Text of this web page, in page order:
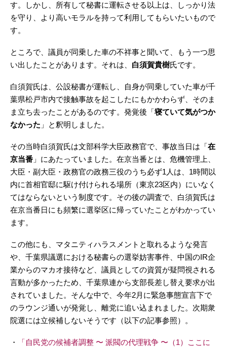
す。しかし、所有して秘書に運転させる以上は、しっかり法
を守り、より高いモラルを持って利用してもらいたいもので
す。
ところで、議員が同乗した車の不祥事と聞いて、もう一つ思
い出したことがあります。それは、 白須賀貴樹氏です。
白須賀氏は、公設秘書が運転し、自身が同乗していた車が千
葉県松戸市内で接触事故を起こしたにもかかわらず、そのま
ま立ち去ったことがあるのです。発覚後「寝ていて気がつか
なかった 」と釈明しました。
その当時白須賀氏は文部科学大臣政務官で、事故当日は「在
京当番 」にあたっていました。在京当番とは、危機管理上、
大臣・副大臣・政務官の政務三役のうち必ず1人は、1時間以
内に首相官邸に駆け付けられる場所（東京23区内）にいなく
てはならないという制度です。その後の調査で、白須賀氏は
在京当番日にも頻繁に選挙区に帰っていたことがわかってい
ます。
この他にも、マタニティハラスメントと取れるような発言
や、千葉県議選における秘書らの選挙妨害事件、中国のIR企
業からのマカオ接待など、議員としての資質が疑問視される
言動が多かったため、千葉県連から支部長差し替え要求が出
されていました。そんな中で、今年2月に緊急事態宣言下で
のラウンジ通いが発覚し、離党に追い込まれました。次期衆
院選には立候補しないそうです（以下の記事参照）。
・
「自民党の候補者調整 〜 派閥の代理戦争 〜（1）ここに